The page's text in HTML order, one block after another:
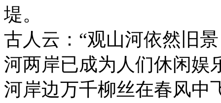
堤。
古人云：“观山河依然旧
河两岸已成为人们休闲娱
河岸边万千柳丝在春风中